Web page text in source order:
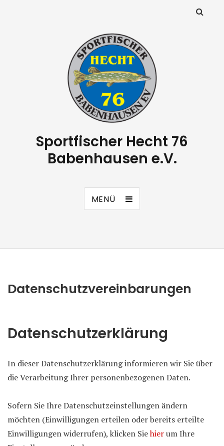
Sportfischer Hecht 76
Babenhausen e.V.
MENÜ
Datenschutzvereinbarungen
Datenschutzerklärung
In dieser Datenschutzerklärung informieren wir Sie über
die Verarbeitung Ihrer personenbezogenen Daten.
Sofern Sie Ihre Datenschutzeinstellungen ändern
möchten (Einwilligungen erteilen oder bereits erteilte
Einwilligungen widerrufen), klicken Siehierum Ihre